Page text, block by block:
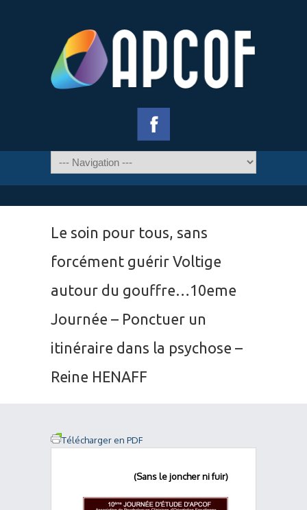
Le soin pour tous, sans
forcément guérir Voltige
autour du gouffre…10eme
Journée – Ponctuer un
itinéraire dans la psychose –
Reine HENAFF
Télécharger en PDF
(Sans le joncher ni fuir)